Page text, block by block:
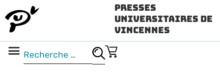
Presses
Universitaires de
Vincennes